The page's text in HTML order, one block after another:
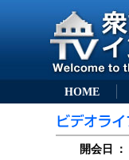
HOME
開会日 ：